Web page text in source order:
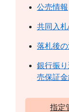
公売情報
共同入
落札後
銀行振
売保証
指定